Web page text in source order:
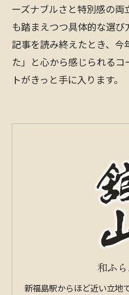
ーズナブルさと特別感の両
も踏まえつつ具体的な選び
記事を読み終えたとき、
た」と心から感じられる
トがきっと手に入ります。
和ふ
新福島駅からほど近い立地